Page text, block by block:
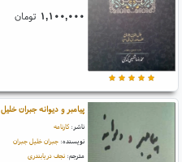
۱,۱۰۰,۰۰۰ تومان
پیامبر و دیوانه جبران خلیل
ناشر: کارنامه
نویسنده: جبران خلیل جبران
مترجم: نجف دریابندری